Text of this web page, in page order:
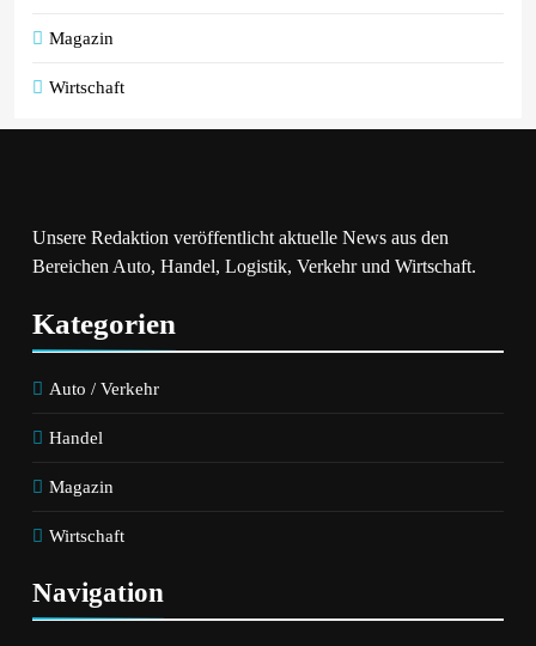
Magazin
Wirtschaft
Unsere Redaktion veröffentlicht aktuelle News aus den
Bereichen Auto, Handel, Logistik, Verkehr und Wirtschaft.
Kategorien
Auto / Verkehr
Handel
Magazin
Wirtschaft
Navigation